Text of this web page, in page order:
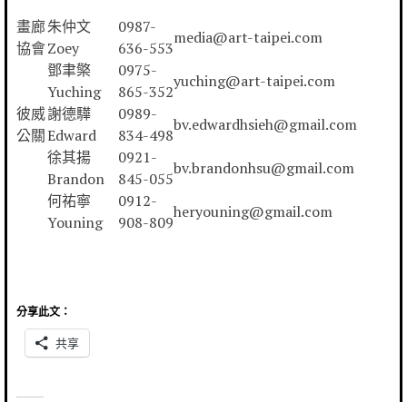
畫廊
協會
朱仲文
Zoey
0987-
636-553
media@art-taipei.com
鄧聿檠
Yuching
0975-
865-352
yuching@art-taipei.com
彼威
公關
謝德驊
Edward
0989-
834-498
bv.edwardhsieh@gmail.com
徐其揚
Brandon
0921-
845-055
bv.brandonhsu@gmail.com
何祐寧
Youning
0912-
908-809
heryouning@gmail.com
分享此文：
共享